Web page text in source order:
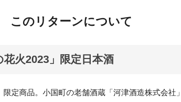
このリターンについて
火2023」限定日本酒
定商品。小国町の老舗酒蔵「河津酒造株式会社